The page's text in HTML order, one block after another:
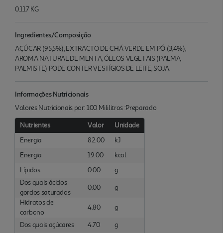
0.117 KG
Ingredientes/Composição
AÇÚCAR (95,5%), EXTRACTO DE CHÁ VERDE EM PÓ (3,4%),
AROMA NATURAL DE MENTA, ÓLEOS VEGETAIS (PALMA,
PALMISTE) PODE CONTER VESTÍGIOS DE LEITE, SOJA.
Informações Nutricionais
Valores Nutricionais por: 100 Mililitros :Preparado
Nutrientes Valor
Unidade
Energia
82.00
kJ
Energia
19.00
kcal
Lípidos
0.00
g
Dos quais ácidos
gordos saturados
0.00
g
Hidratos de
carbono
4.80 g
Dos quais açúcares 4.70
g